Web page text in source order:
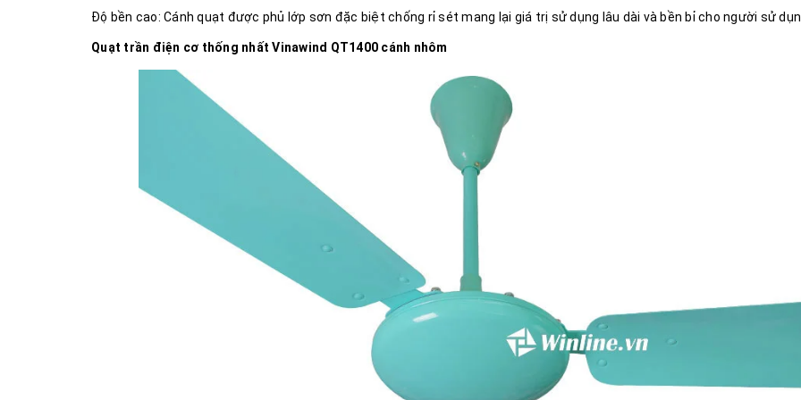
Độ bền cao: Cánh quạt được phủ lớp sơn đặc biệt chống rỉ sét mang lại giá trị sử dụng lâu dài và bền bỉ cho người sử
Quạt trần điện cơ thống nhất Vinawind QT1400 cánh nhôm